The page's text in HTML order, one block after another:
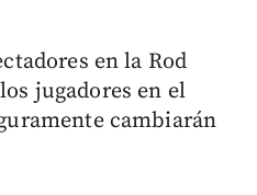
en la Rod
jugadores en el
cambiarán